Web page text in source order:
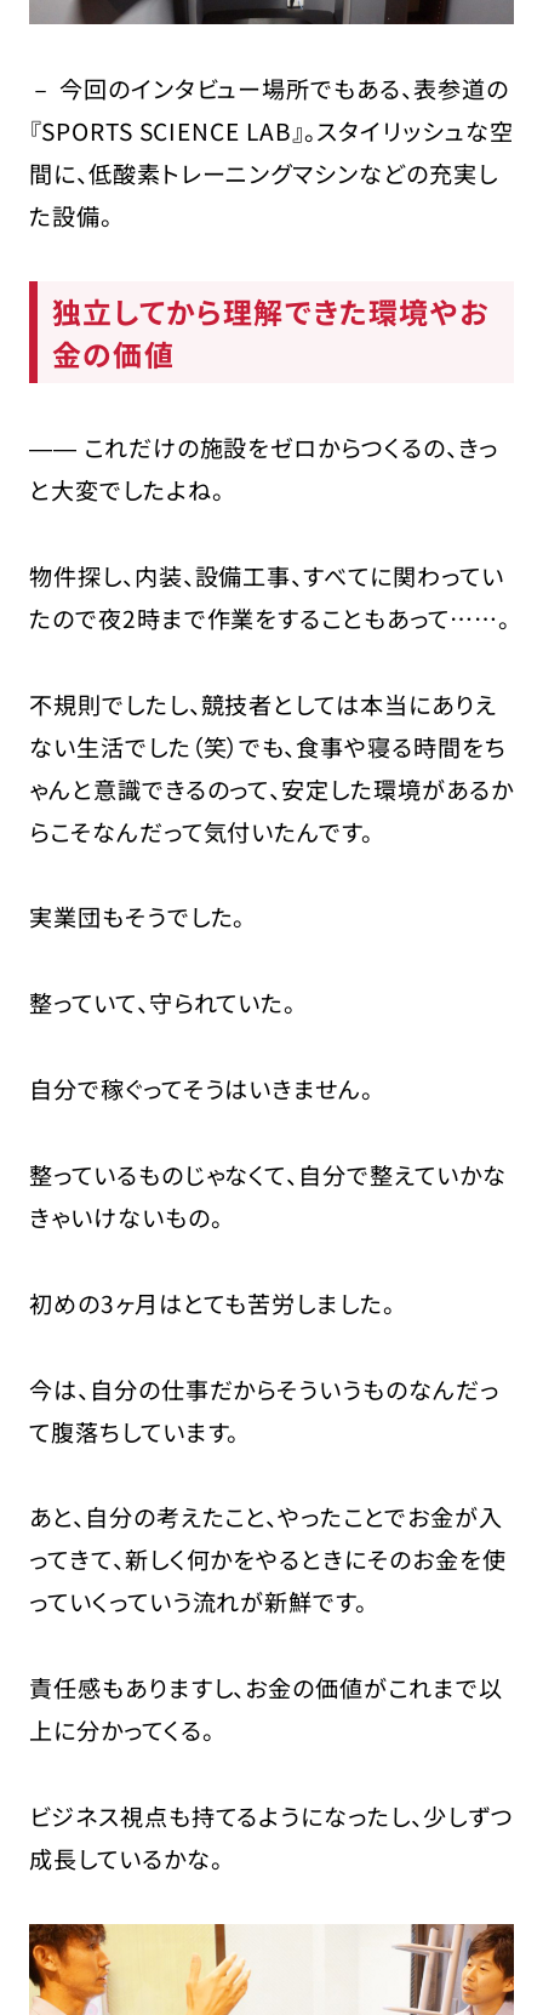
－ 今回のインタビュー場所でもある、表参道の
『SPORTS SCIENCE LAB』。スタイリッシュな空
間に、低酸素トレーニングマシンなどの充実し
た設備。
独立してから理解できた環境やお
金の価値
―― これだけの施設をゼロからつくるの、きっ
と大変でしたよね。
物件探し、内装、設備工事、すべてに関わってい
たので夜2時まで作業をすることもあって……。
不規則でしたし、競技者としては本当にありえ
ない生活でした（笑）でも、食事や寝る時間をち
ゃんと意識できるのって、安定した環境があるか
らこそなんだって気付いたんです。
実業団もそうでした。
整っていて、守られていた。
自分で稼ぐってそうはいきません。
整っているものじゃなくて、自分で整えていかな
きゃいけないもの。
初めの3ヶ月はとても苦労しました。
今は、自分の仕事だからそういうものなんだっ
て腹落ちしています。
あと、自分の考えたこと、やったことでお金が入
ってきて、新しく何かをやるときにそのお金を使
っていくっていう流れが新鮮です。
責任感もありますし、お金の価値がこれまで以
上に分かってくる。
ビジネス視点も持てるようになったし、少しずつ
成長しているかな。